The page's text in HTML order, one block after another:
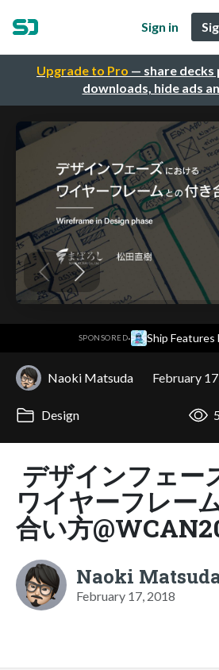
Upgrade to Pro — share
downloads, hide ads
Sign in
SPONSORED· Ship Features
Naoki Matsuda February
Design
デザインフェー
ワイヤーフレー
合い方
Naoki
February 17, 2018